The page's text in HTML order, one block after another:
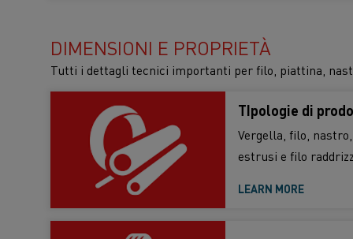
DIMENSIONI E PROPRIETÀ
Tutti i dettagli tecnici importanti per filo, piattina,
TIpologie di
Vergella, filo,
estrusi e filo
LEARN MORE